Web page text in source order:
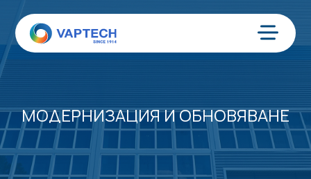
към
съдържанието
Меню
МОДЕРНИЗАЦИЯ И ОБНОВЯВАНЕ